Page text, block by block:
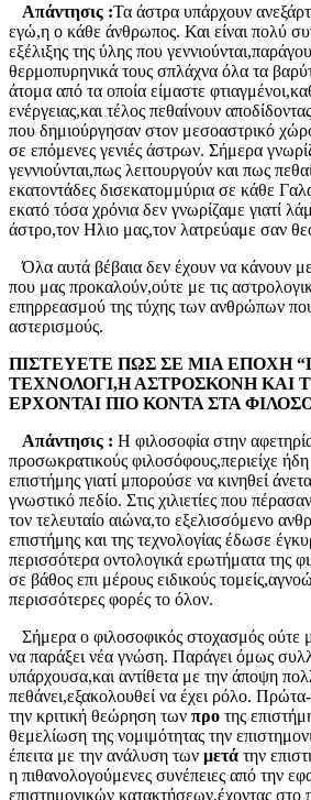
Απάντησις :Τα άστρα υπάρχουν
εγώ,η ο κάθε άνθρωπος. Και είναι πολύ
εξέλιξης της ύλης που
θερμοπυρηνικά τους σπλάχνα όλα τα
άτομα από τα οποία είμαστε
ενέργειας,και τέλος πεθαίνουν
που δημιούργησαν στον μεσοαστρικό
σε επόμενες γενιές άστρων. Σήμερα
γεννιούνται,πως λειτουργούν και πως
εκατοντάδες δισεκατομμύρια σε κάθε
εκατό τόσα χρόνια δεν γνωρίζαμε γιατί
άστρο,τον Ηλιο μας,τον λατρεύαμε σαν
Όλα αυτά βέβαια δεν έχουν να κάνουν
που μας προκαλούν,ούτε με τις
επηρρεασμού της τύχης των ανθρώπων
αστερισμούς.
ΠΙΣΤΕΥΕΤΕ ΠΩΣ ΣΕ ΜΙΑ ΕΠΟΧΗ
ΤΕΧΝΟΛΟΓΙ,Η ΑΣΤΡΟΣΚΟΝΗ ΚΑΙ
ΕΡΧΟΝΤΑΙ ΠΙΟ ΚΟΝΤΑ ΣΤΑ
Απάντησις : Η φιλοσοφία στην
προσωκρατικούς φιλοσόφους,περιείχε
επιστήμης γιατί μπορούσε να κινηθεί
γνωστικό πεδίο. Στις χιλιετίες που
τον τελευταίο αιώνα,το εξελισσόμενο
επιστήμης και της τεχνολογίας έδωσε
περισσότερα οντολογικά ερωτήματα της
σε βάθος επι μέρους ειδικούς
περισσότερες φορές το όλον.
Σήμερα ο φιλοσοφικός στοχασμός ούτε
να παράξει νέα γνώση. Παράγει όμως
υπάρχουσα,και αντίθετα με την άποψη
πεθάνει,εξακολουθεί να έχει ρόλο.
την κριτική θεώρηση των προ της
θεμελίωση της νομιμότητας την
έπειτα με την ανάλυση των μετά την
η πιθανολογούμενες συνέπειες από την
επιστημονικών κατακτήσεων,έχοντας στο